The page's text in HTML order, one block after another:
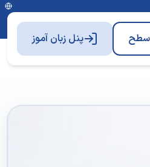
سطح پنل زبان آموز